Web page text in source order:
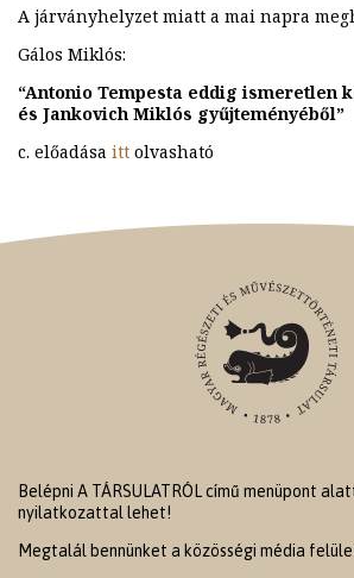
A járványhelyzet miatt a mai napra
Gálos Miklós:
“Antonio Tempesta eddig ismeretlen
és Jankovich Miklós gyűjteményéből”
c. előadása itt olvasható
Belépni A TÁRSULATRÓL című menüpont
nyilatkozattal lehet!
Megtalál bennünket a közösségi média